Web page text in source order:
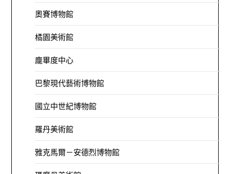
奧賽博物館
橘園美術館
龐畢度中心
巴黎現代藝術博物館
國立中世紀博物館
羅丹美術館
雅克馬爾－安德烈博物館